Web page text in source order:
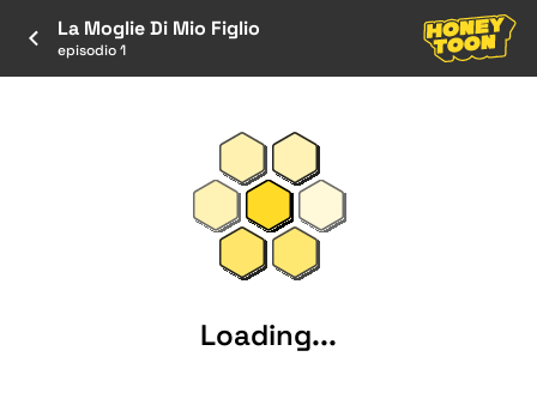
La Moglie Di Mio Figlio
episodio 1
Loading...